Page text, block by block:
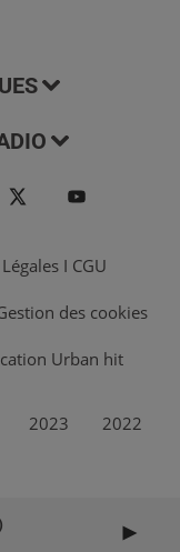
I CGU
des cookies
Urban hit
2023 2022